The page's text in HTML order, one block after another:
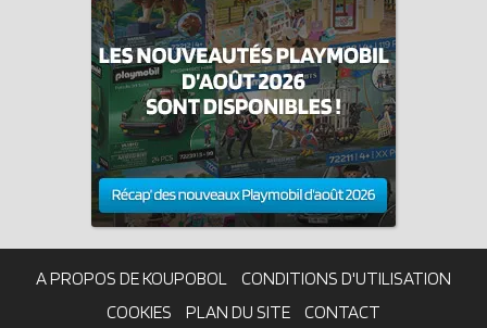
A PROPOS DE KOUPOBOL
CONDITIONS D'UTILISATION
COOKIES
PLAN DU SITE CONTACT